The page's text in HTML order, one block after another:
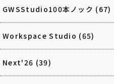
GWSStudio100本ノック (67)
Workspace Studio (65)
Next'26 (39)